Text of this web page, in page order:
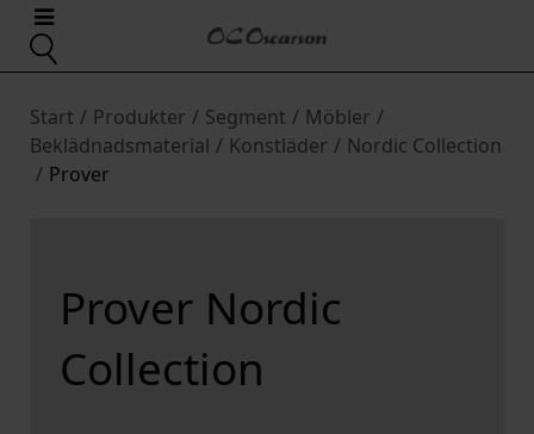
Start / Produkter / Segment / Möbler /
Beklädnadsmaterial / Konstläder / Nordic Collection
/ Prover
Prover Nordic
Collection